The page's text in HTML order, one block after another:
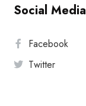
Social Media
Facebook
Twitter